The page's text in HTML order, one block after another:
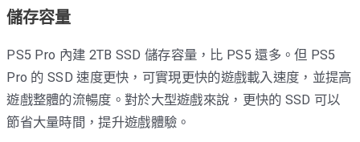
儲存容量
PS5 Pro 內建 2TB SSD 儲存容量，比 PS5 還多。但 PS5
Pro 的 SSD 速度更快，可實現更快的遊戲載入速度，並提高
遊戲整體的流暢度。對於大型遊戲來說，更快的 SSD 可以
節省大量時間，提升遊戲體驗。